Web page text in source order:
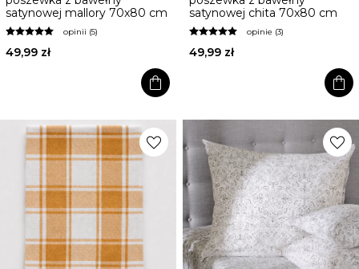
satynowej mallory 70x80 cm
opinii (5)
49,99 zł
shopping_bag
satynowej chita 70x80 cm
opinie (3)
49,99 zł
shopping_bag
favorite favorite